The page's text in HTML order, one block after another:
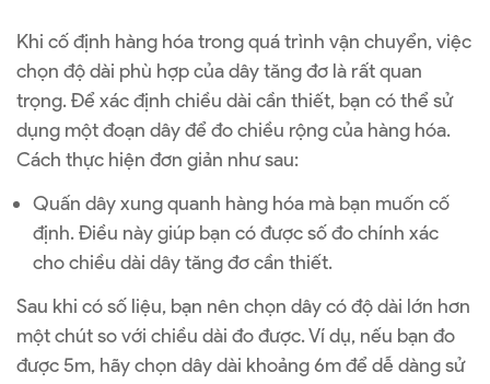
Khi cố định hàng hóa trong quá trình vận chuyển, việc
chọn độ dài phù hợp của dây tăng đơ là rất quan
trọng. Để xác định chiều dài cần thiết, bạn có thể sử
dụng một đoạn dây để đo chiều rộng của hàng hóa.
Cách thực hiện đơn giản như sau:
Quấn dây xung quanh hàng hóa mà bạn muốn cố
định. Điều này giúp bạn có được số đo chính xác
cho chiều dài dây tăng đơ cần thiết.
Sau khi có số liệu, bạn nên chọn dây có độ dài lớn hơn
một chút so với chiều dài đo được. Ví dụ, nếu bạn đo
được 5m, hãy chọn dây dài khoảng 6m để dễ dàng sử